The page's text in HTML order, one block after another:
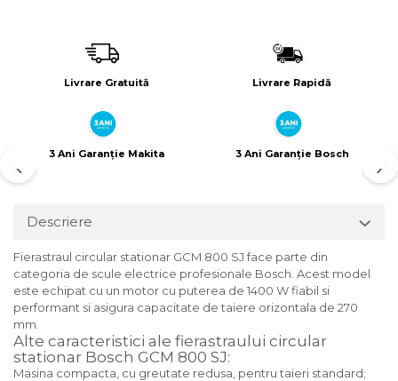
Livrare Gratuită Livrare Rapidă
3 Ani Garanție Makita 3 Ani Garanție Bosch
Descriere
Fierastraul circular stationar GCM 800 SJ face parte din
categoria de scule electrice profesionale Bosch. Acest model
este echipat cu un motor cu puterea de 1400 W fiabil si
performant si asigura capacitate de taiere orizontala de 270
mm.
Alte caracteristici ale fierastraului circular
stationar Bosch GCM 800 SJ:
Masina compacta, cu greutate redusa, pentru taieri standard;